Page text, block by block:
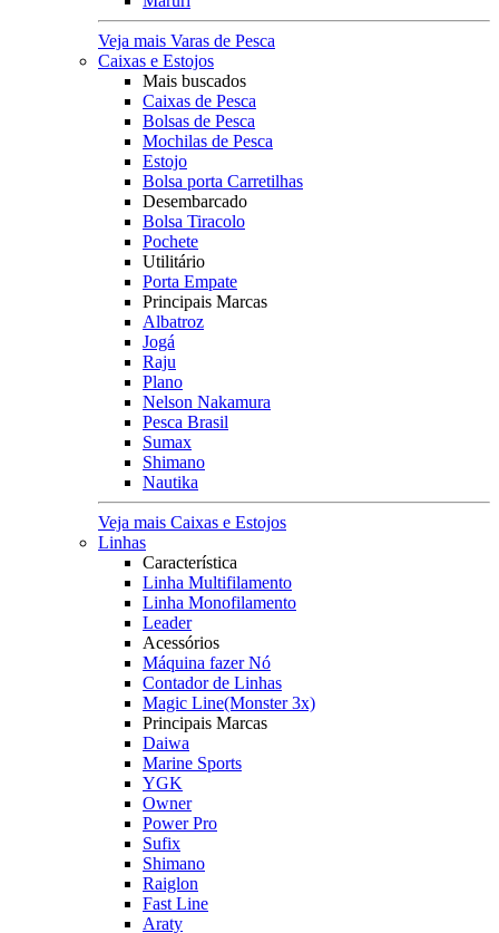
Veja mais Varas de Pesca
Caixas e Estojos
Mais buscados
Caixas de Pesca
Bolsas de Pesca
Mochilas de Pesca
Estojo
Bolsa porta Carretilhas
Desembarcado
Bolsa Tiracolo
Pochete
Utilitário
Porta Empate
Principais Marcas
Albatroz
Jogá
Raju
Plano
Nelson Nakamura
Pesca Brasil
Sumax
Shimano
Nautika
Veja mais Caixas e Estojos
Linhas
Característica
Linha Multifilamento
Linha Monofilamento
Leader
Acessórios
Máquina fazer Nó
Contador de Linhas
Magic Line(Monster 3x)
Principais Marcas
Daiwa
Marine Sports
YGK
Owner
Power Pro
Sufix
Shimano
Raiglon
Fast Line
Araty